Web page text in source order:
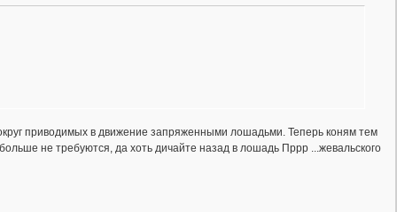
приводимых в движение запряженными лошадьми. Теперь коням тем
не требуются, да хоть дичайте назад в лошадь Пррр ...жевальского